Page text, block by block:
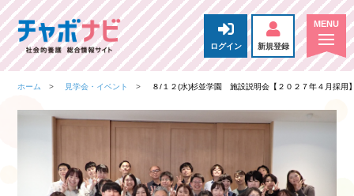
ログイン 新規登録
ホーム 見学会・イベント ８/１２(水)杉並学園 施設説明会【２０２７年４月採用